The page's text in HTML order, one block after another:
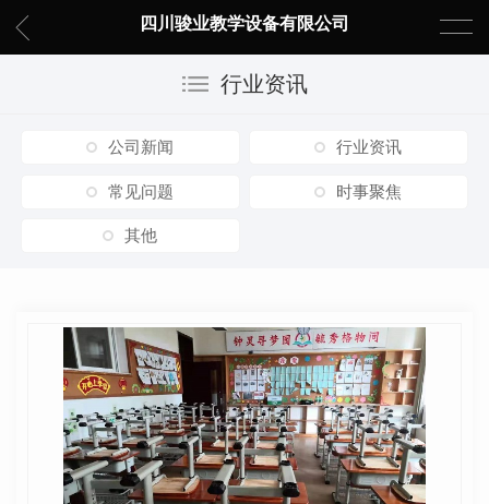
四川骏业教学设备有限公司
行业资讯
公司新闻 行业资讯
常见问题 时事聚焦
其他